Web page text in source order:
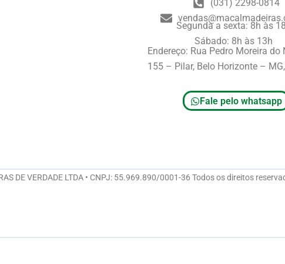
(031) 2298-0814
Segunda a sexta: 8h às
Sábado: 8h às 13h
Endereço: Rua Pedro Moreira do
155 – Pilar, Belo Horizonte –
Fale pelo whatsapp
DE VERDADE LTDA • CNPJ: 55.969.890/0001-36 Todos os direitos